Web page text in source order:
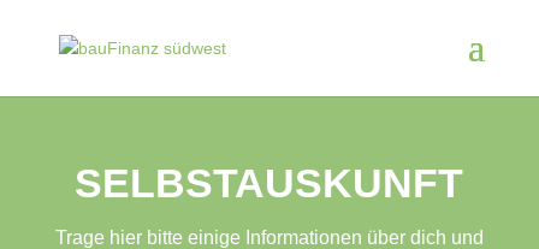
SELBSTAUSKUNFT
Trage hier bitte einige Informationen über dich und